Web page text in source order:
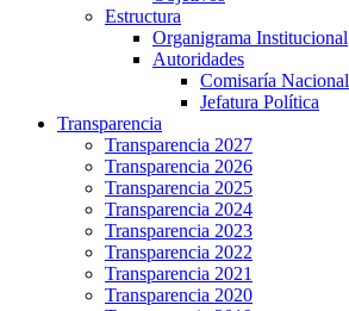
Estructura
Organigrama Institucional
Autoridades
Comisaría Nacional
Jefatura Política
Transparencia
Transparencia 2027
Transparencia 2026
Transparencia 2025
Transparencia 2024
Transparencia 2023
Transparencia 2022
Transparencia 2021
Transparencia 2020